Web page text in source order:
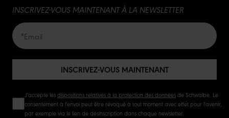
INSCRIVEZ-VOUS MAINTENANT À LA NEWSLETTER
INSCRIVEZ-VOUS MAINTENANT
J'accepte lesdispositions relatives à la protection des donnéesde Schwalbe. Le
consentement à l'envoi peut être révoqué à tout moment avec effet pour l'avenir,
par exemple via le lien de désinscription dans chaque newsletter.